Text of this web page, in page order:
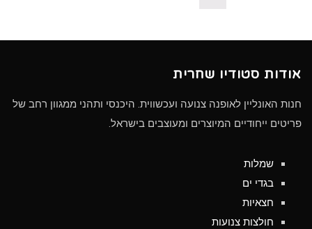
אודות סטודיו שחרית
חנות האונליין לאופנה צנועה ועכשווית. היכנסי ותהני ממגוון רחב של
פריטים ייחודיים המיוצרים ומעוצבים בישראל.
שמלות
בגדי ים
חצאיות
חולצות צנועות